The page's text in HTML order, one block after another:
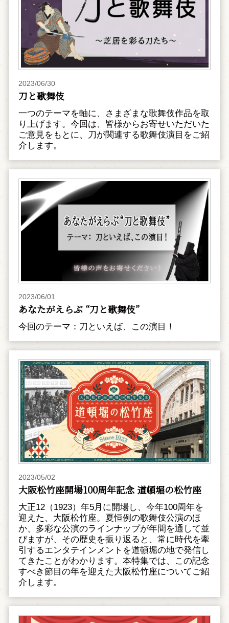
2023/06/30
刀と歌舞伎
一つのテーマを軸に、さまざまな歌舞伎作品を取
り上げます。今回は、皆様からお寄せいただいた
ご意見をもとに、刀が関連する歌舞伎演目をご紹
介します。
2023/06/01
あなたがえらぶ “刀と歌舞伎”
今回のテーマ：刀といえば、この演目！
2023/05/02
大阪松竹座開場100周年記念 道頓堀の松竹座
大正12（1923）年5月に開場し、今年100周年を
迎えた、大阪松竹座。夏恒例の歌舞伎公演のほ
か、多彩な公演のラインナップが年間を通して並
びますが、その歴史を振り返ると、常に時代を牽
引するエンタテインメントを道頓堀の地で発信し
てきたことがわかります。本特集では、この記念
すべき節目の年を迎えた大阪松竹座についてご紹
介します。